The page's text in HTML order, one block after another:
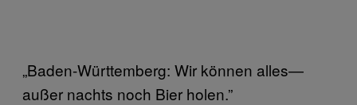
„Baden-Württemberg: Wir können alles—
außer nachts noch Bier holen.”